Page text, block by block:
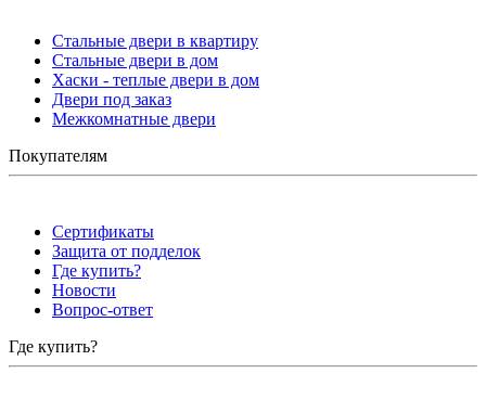
Стальные двери в квартиру
Стальные двери в дом
Хаски - теплые двери в дом
Двери под заказ
Межкомнатные двери
Покупателям
Сертификаты
Защита от подделок
Где купить?
Новости
Вопрос-ответ
Где купить?